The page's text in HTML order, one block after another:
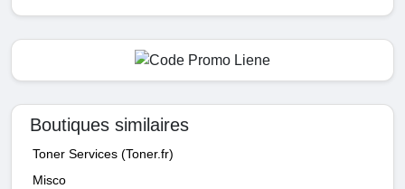
Boutiques similaires
Toner Services (Toner.fr)
Misco